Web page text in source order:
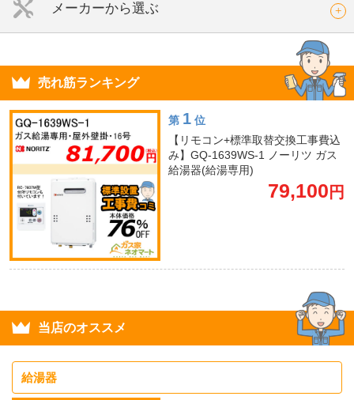
メーカーから選ぶ
売れ筋ランキング
第 1位
【リモコン+標準取替交換工事費込
み】GQ-1639WS-1 ノーリツ ガス
給湯器(給湯専用)
79,100 円
当店のオススメ
給湯器